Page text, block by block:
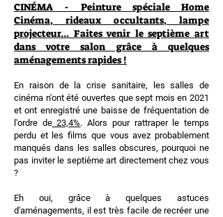
CINÉMA - Peinture spéciale Home
Cinéma, rideaux occultants, lampe
projecteur... Faites venir le septième art
dans votre salon grâce à quelques
aménagements rapides !
En raison de la crise sanitaire, les salles de
cinéma n'ont été ouvertes que sept mois en 2021
et ont enregistré une baisse de fréquentation de
l'ordre de23,4%. Alors pour rattraper le temps
perdu et les films que vous avez probablement
manqués dans les salles obscures, pourquoi ne
pas inviter le septième art directement chez vous
?
Eh oui, grâce à quelques astuces
d'aménagements, il est très facile de recréer une